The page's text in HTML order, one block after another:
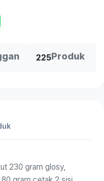
225Produk
230 gram glosy,